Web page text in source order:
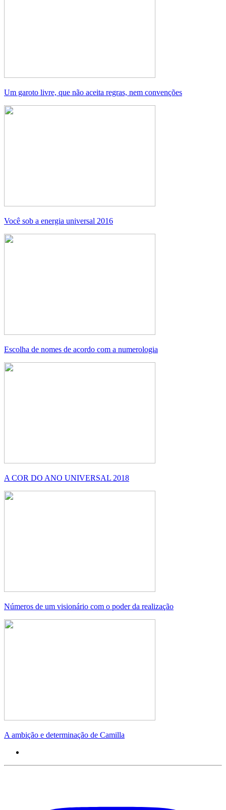
Um garoto livre, que não aceita regras, nem convenções
Você sob a energia universal 2016
Escolha de nomes de acordo com a numerologia
A COR DO ANO UNIVERSAL 2018
Números de um visionário com o poder da realização
A ambição e determinação de Camilla